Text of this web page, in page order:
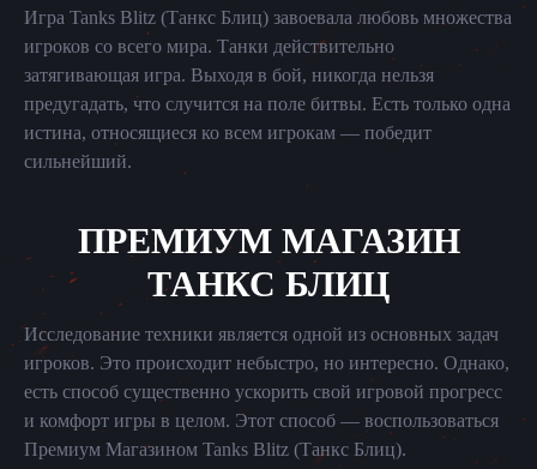
Игра Tanks Blitz (Танкс Блиц) завоевала любовь множества
игроков со всего мира. Танки действительно
затягивающая игра. Выходя в бой, никогда нельзя
предугадать, что случится на поле битвы. Есть только одна
истина, относящиеся ко всем игрокам — победит
сильнейший.
ПРЕМИУМ МАГАЗИН
ТАНКС БЛИЦ
Исследование техники является одной из основных задач
игроков. Это происходит небыстро, но интересно. Однако,
есть способ существенно ускорить свой игровой прогресс
и комфорт игры в целом. Этот способ — воспользоваться
Премиум Магазином Tanks Blitz (Танкс Блиц).